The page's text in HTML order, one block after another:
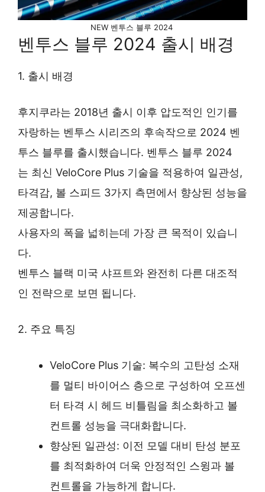
NEW 벤투스 블루 2024
벤투스 블루 2024 출시 배경
1. 출시 배경
후지쿠라는 2018년 출시 이후 압도적인 인기를
자랑하는 벤투스 시리즈의 후속작으로 2024 벤
투스 블루를 출시했습니다. 벤투스 블루 2024
는 최신 VeloCore Plus 기술을 적용하여 일관성,
타격감, 볼 스피드 3가지 측면에서 향상된 성능을
제공합니다.
사용자의 폭을 넓히는데 가장 큰 목적이 있습니
다.
벤투스 블랙 미국 샤프트와 완전히 다른 대조적
인 전략으로 보면 됩니다.
2. 주요 특징
VeloCore Plus 기술: 복수의 고탄성 소재
를 멀티 바이어스 층으로 구성하여 오프센
터 타격 시 헤드 비틀림을 최소화하고 볼
컨트롤 성능을 극대화합니다.
향상된 일관성: 이전 모델 대비 탄성 분포
를 최적화하여 더욱 안정적인 스윙과 볼
컨트롤을 가능하게 합니다.